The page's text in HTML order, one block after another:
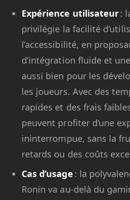
Expérience utilisateur:
privilégie la facilité
l’accessibilité, en
d’intégration fluide et
aussi bien pour les
les joueurs. Avec des
rapides et des frais
peuvent profiter d’une
ininterrompue, sans la
retards ou des coûts
Cas d’usage : la
Ronin va au-delà du